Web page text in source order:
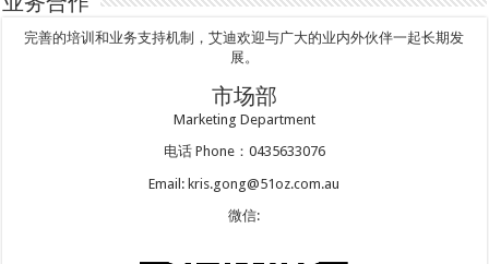
业务合作
完善的培训和业务支持机制，艾迪欢迎与广大的业内外伙伴一起长期发
展。
市场部
Marketing Department
电话 Phone：0435633076
Email: kris.gong@51oz.com.au
微信: